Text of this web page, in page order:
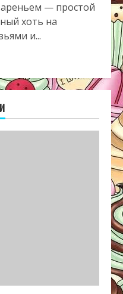
— простой
хоть на
и...